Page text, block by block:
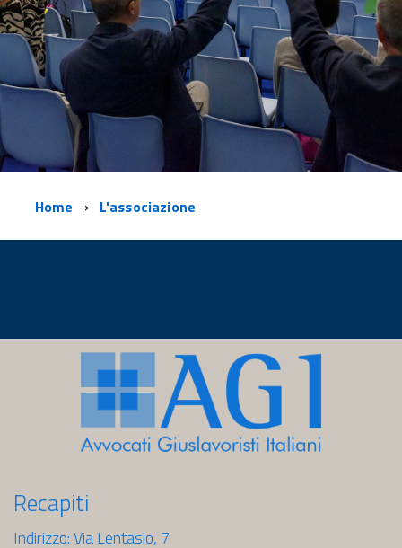
Home L'associazione
Recapiti
Indirizzo: Via Lentasio, 7